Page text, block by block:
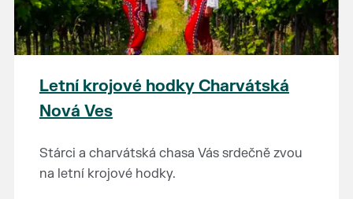
Letní krojové hodky Charvátská
Nová Ves
Stárci a charvátská chasa Vás srdečně zvou
na letní krojové hodky.